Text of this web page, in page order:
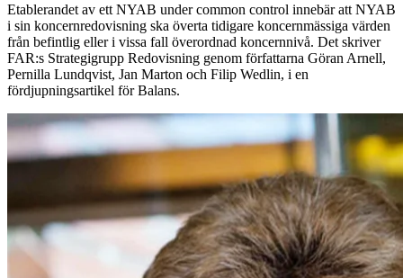
Etablerandet av ett NYAB under common control innebär att NYAB
i sin koncernredovisning ska överta tidigare koncernmässiga värden
från befintlig eller i vissa fall överordnad koncernnivå. Det skriver
FAR:s Strategigrupp Redovisning genom författarna Göran Arnell,
Pernilla Lundqvist, Jan Marton och Filip Wedlin, i en
fördjupningsartikel för Balans.